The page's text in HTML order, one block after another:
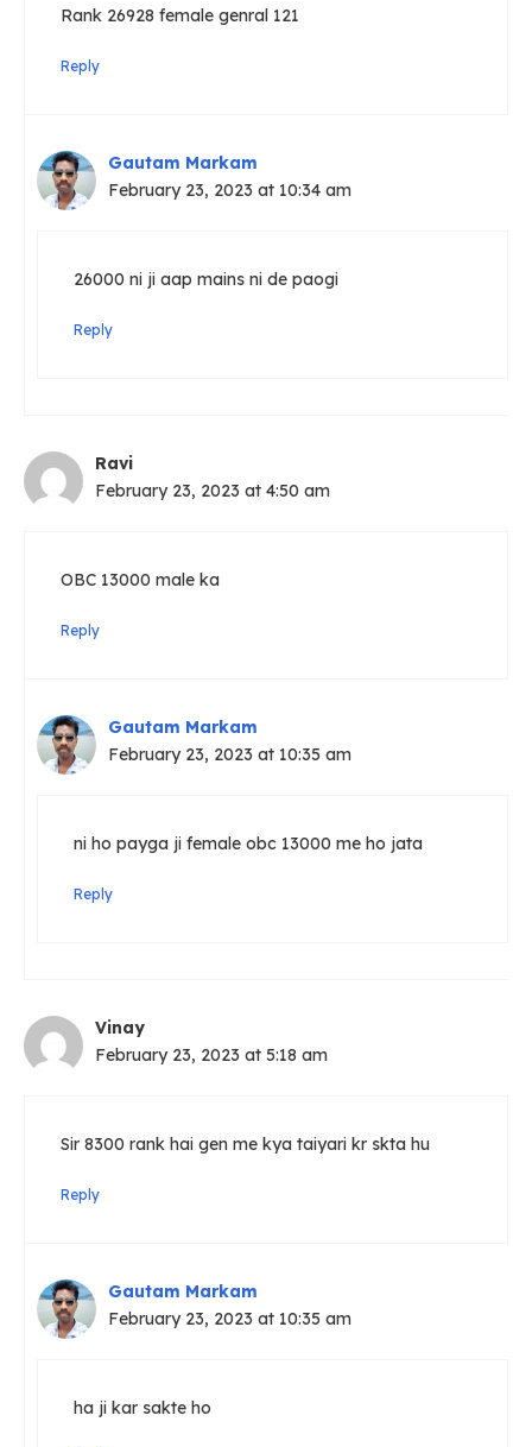
Rank 26928 female genral 121
Reply
Gautam Markam
February 23, 2023 at 10:34 am
26000 ni ji aap mains ni de paogi
Reply
Ravi
February 23, 2023 at 4:50 am
OBC 13000 male ka
Reply
Gautam Markam
February 23, 2023 at 10:35 am
ni ho payga ji female obc 13000 me ho jata
Reply
Vinay
February 23, 2023 at 5:18 am
Sir 8300 rank hai gen me kya taiyari kr skta hu
Reply
Gautam Markam
February 23, 2023 at 10:35 am
ha ji kar sakte ho